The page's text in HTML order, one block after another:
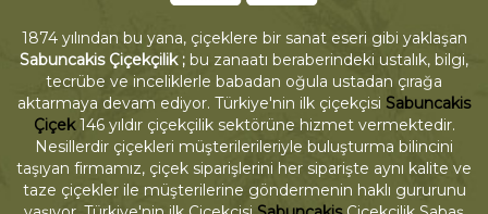
1874 yılından bu yana, çiçeklere bir sanat eseri gibi yaklaşan
Sabuncakis Çiçekçilik ; bu zanaatı beraberindeki ustalık, bilgi,
tecrübe ve inceliklerle babadan oğula ustadan çırağa
aktarmaya devam ediyor. Türkiye'nin ilk çiçekçisi Sabuncakis
Çiçek146 yıldır çiçekçilik sektörüne hizmet vermektedir.
Nesillerdir çiçekleri müşterilerileriyle buluşturma bilincini
taşıyan firmamız, çiçek siparişlerini her siparişte aynı kalite ve
taze çiçekler ile müşterilerine göndermenin haklı gururunu